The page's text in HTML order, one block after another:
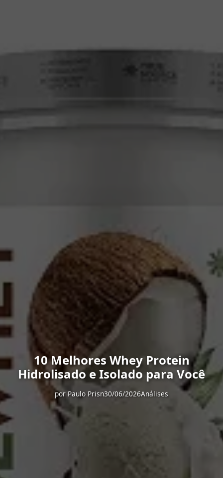
10 Melhores Whey Protein
Hidrolisado e Isolado para Você
por Paulo Prisn30/06/2026Análises